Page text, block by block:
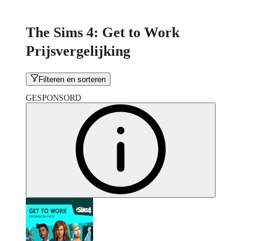
The Sims 4: Get to Work
Prijsvergelijking
Filteren en sorteren
GESPONSORD